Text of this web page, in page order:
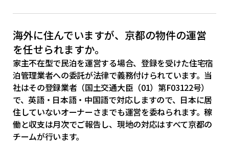
海外に住んでいますが、京都の物件の運営
を任せられますか。
家主不在型で民泊を運営する場合、登録を受けた住宅宿
泊管理業者への委託が法律で義務付けられています。当
社はその登録業者（国土交通大臣（01）第F03122号）
で、英語・日本語・中国語で対応しますので、日本に居
住していないオーナーさまでも運営を委ねられます。稼
働と収支は月次でご報告し、現地の対応はすべて京都の
チームが行います。